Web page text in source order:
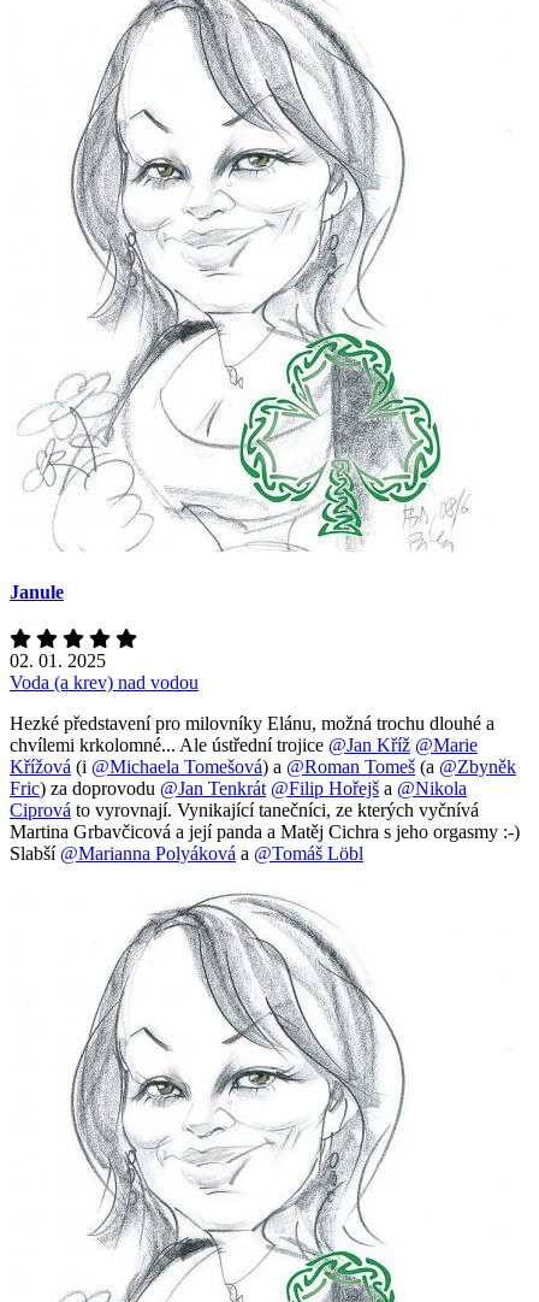
Janule
02. 01. 2025
Voda (a krev) nad vodou
Hezké představení pro milovníky Elánu, možná trochu dlouhé a
chvílemi krkolomné... Ale ústřední trojice @Jan Kříž @Marie
Křížová (i @Michaela Tomešová) a @Roman Tomeš (a @Zbyněk
Fric) za doprovodu @Jan Tenkrát @Filip Hořejš a @Nikola
Ciprová to vyrovnají. Vynikající tanečníci, ze kterých vyčnívá
Martina Grbavčicová a její panda a Matěj Cichra s jeho orgasmy :-)
Slabší @Marianna Polyáková a @Tomáš Löbl